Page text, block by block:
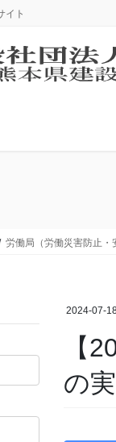
イト
労働局（労働災害防止・
2024-07-
【
の